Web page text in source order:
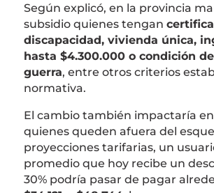
Según explicó, en la provincia
subsidio quienes tengan
discapacidad, vivienda única,
hasta $4.300.000 o condición
guerra, entre otros criterios
normativa.
El cambio también impactaría
quienes queden afuera del
proyecciones tarifarias, un
promedio que hoy recibe un
30% podría pasar de pagar